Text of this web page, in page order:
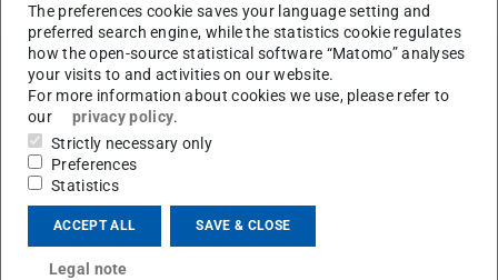
Weitere Artikel
Bewertungsskala erstellen
Bewertungskategorien
Bewertungen in Moodle
Fragetyp "Drag & Drop auf Text"
Multiple Choice Lektion mit Verzweigung
The preferences cookie saves your language setting and
preferred search engine, while the statistics cookie regulates
how the open-source statistical software “Matomo” analyses
your visits to and activities on our website.
For more information about cookies we use, please refer to
our
privacy policy.
Strictly necessary only
Preferences
Statistics
ACCEPT ALL SAVE & CLOSE
Legal note